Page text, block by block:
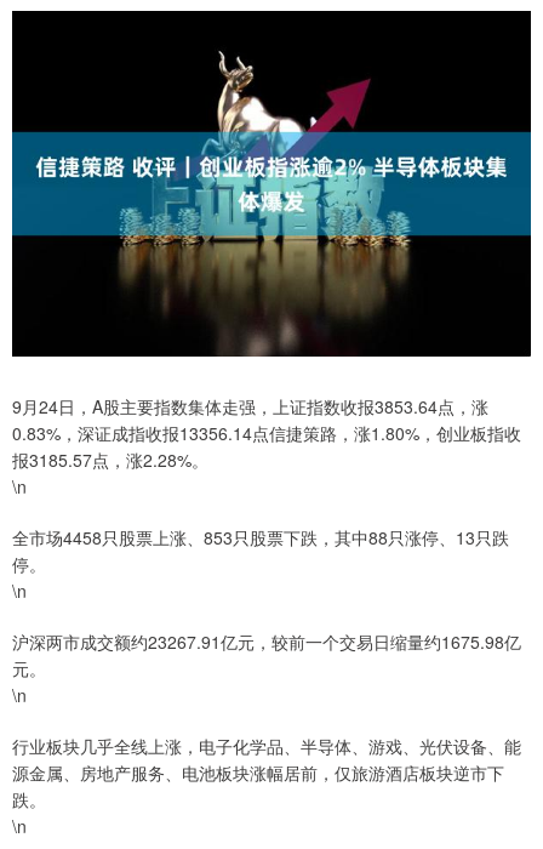
9月24日，A股主要指数集体走强，上证指数收报3853.64点，涨
0.83%，深证成指收报13356.14点信捷策路，涨1.80%，创业板指收
报3185.57点，涨2.28%。
\n
全市场4458只股票上涨、853只股票下跌，其中88只涨停、13只跌
停。
\n
沪深两市成交额约23267.91亿元，较前一个交易日缩量约1675.98亿
元。
\n
行业板块几乎全线上涨，电子化学品、半导体、游戏、光伏设备、能
源金属、房地产服务、电池板块涨幅居前，仅旅游酒店板块逆市下
跌。
\n